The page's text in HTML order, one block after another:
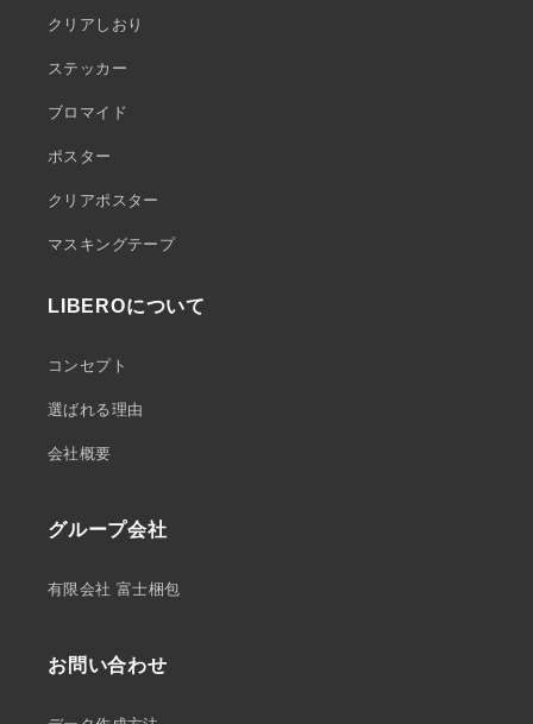
クリアしおり
ステッカー
ブロマイド
ポスター
クリアポスター
マスキングテープ
LIBEROについて
コンセプト
選ばれる理由
会社概要
グループ会社
有限会社 富士梱包
お問い合わせ